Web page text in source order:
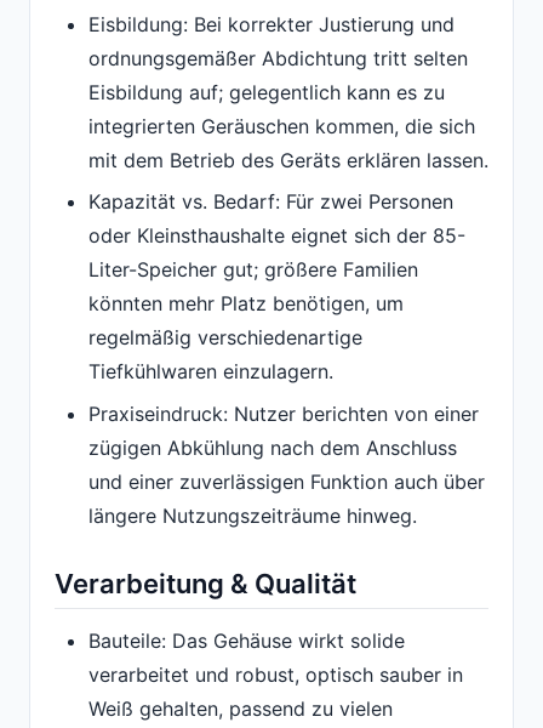
Eisbildung: Bei korrekter Justierung und
ordnungsgemäßer Abdichtung tritt selten
Eisbildung auf; gelegentlich kann es zu
integrierten Geräuschen kommen, die sich
mit dem Betrieb des Geräts erklären lassen.
Kapazität vs. Bedarf: Für zwei Personen
oder Kleinsthaushalte eignet sich der 85-
Liter-Speicher gut; größere Familien
könnten mehr Platz benötigen, um
regelmäßig verschiedenartige
Tiefkühlwaren einzulagern.
Praxiseindruck: Nutzer berichten von einer
zügigen Abkühlung nach dem Anschluss
und einer zuverlässigen Funktion auch über
längere Nutzungszeiträume hinweg.
Verarbeitung & Qualität
Bauteile: Das Gehäuse wirkt solide
verarbeitet und robust, optisch sauber in
Weiß gehalten, passend zu vielen